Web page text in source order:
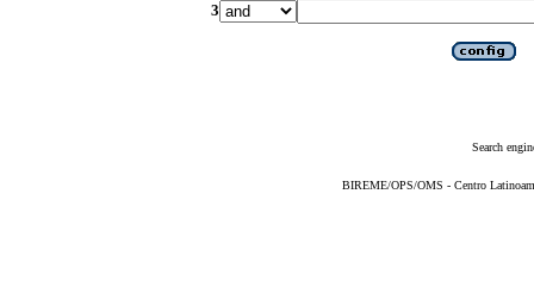
3
Search
BIREME/OPS/OMS - Centro